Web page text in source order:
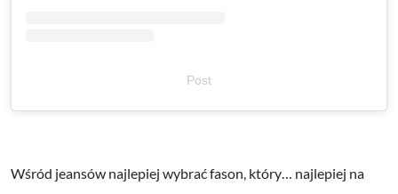
Post
Wśród jeansów najlepiej wybrać fason, który… najlepiej na